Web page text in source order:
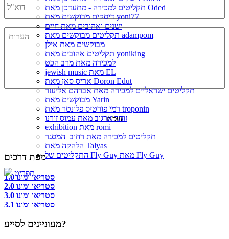
תקליטים למכירה - מתעדכן מאת Oded
דיסקים מבוקשים מאת yoni77
ישנים ואהובים מאת חיים
תקליטים מבוקשים מאת adampom
מבוקשים מאת אילן
תקליטים אהובים מאת yoniking
למכירה מאת מרב הכט
jewish music מאת EL
אריס סאן מאת Doron Edut
תקליטים ישראליים למכירה מאת אברהם אליעזר
מבוקשים מאת Yarin
רמי פורטיס פלונטר מאת troponin
זוהר ארגוב מאת עמוס זורנו
exhibition מאת romi
תקליטים למכירה מאת רחוב_המסגר
הלהקה מאת Talyas
התקליטים של Fly Guy מאת Fly Guy
תפריט
מפת דרכים
סטריאו ומונו 1.0
סטריאו ומונו 2.0
סטריאו ומונו 3.0
סטריאו ומונו 3.1
מעוניינים לסייע?